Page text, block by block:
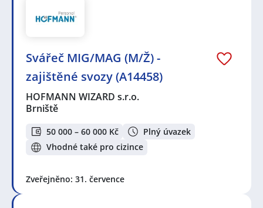
Svářeč MIG/MAG (M/Ž) -
zajištěné svozy (A14458)
HOFMANN WIZARD s.r.o.
Brniště
50 000 – 60 000 Kč
Plný úvazek
Vhodné také pro cizince
Zveřejněno: 31. července